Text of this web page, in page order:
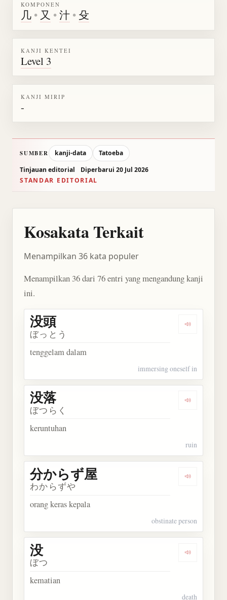
KOMPONEN
几 • 又 •汁 • 殳
KANJI KENTEI
Level 3
KANJI MIRIP
-
SUMBER kanji-data
Tatoeba
Tinjauan editorial
Diperbarui 20 Jul 2026
STANDAR EDITORIAL
Kosakata Terkait
Menampilkan 36 kata populer
Menampilkan 36 dari 76 entri yang mengandung kanji
ini.
Dengarkan
没頭
ぼっとう
tenggelam dalam
immersing oneself in
Dengarkan
没落
ぼつらく
keruntuhan
ruin
Dengarkan
分からず屋
わからずや
orang keras kepala
obstinate person
Dengarkan
没
ぼつ
kematian
death